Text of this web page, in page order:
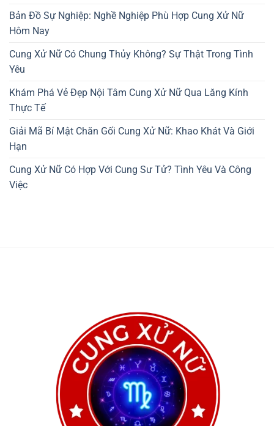
Bản Đồ Sự Nghiệp: Nghề Nghiệp Phù Hợp Cung Xử Nữ
Hôm Nay
Cung Xử Nữ Có Chung Thủy Không? Sự Thật Trong Tình
Yêu
Khám Phá Vẻ Đẹp Nội Tâm Cung Xử Nữ Qua Lăng Kính
Thực Tế
Giải Mã Bí Mật Chăn Gối Cung Xử Nữ: Khao Khát Và Giới
Hạn
Cung Xử Nữ Có Hợp Với Cung Sư Tử? Tình Yêu Và Công
Việc